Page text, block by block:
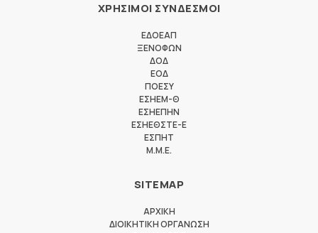
ΧΡΗΣΙΜΟΙ ΣΥΝΔΕΣΜΟΙ
ΕΔΟΕΑΠ
ΞΕΝΟΦΩΝ
ΔΟΔ
ΕΟΔ
ΠΟΕΣΥ
ΕΣΗΕΜ-Θ
ΕΣΗΕΠΗΝ
ΕΣΗΕΘΣΤΕ-Ε
ΕΣΠΗΤ
M.M.E.
SITEMAP
ΑΡΧΙΚΗ
ΔΙΟΙΚΗΤΙΚΗ ΟΡΓΑΝΩΣΗ